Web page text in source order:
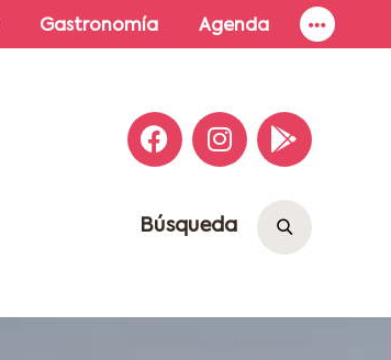
Gastronomía Agenda
Búsqueda